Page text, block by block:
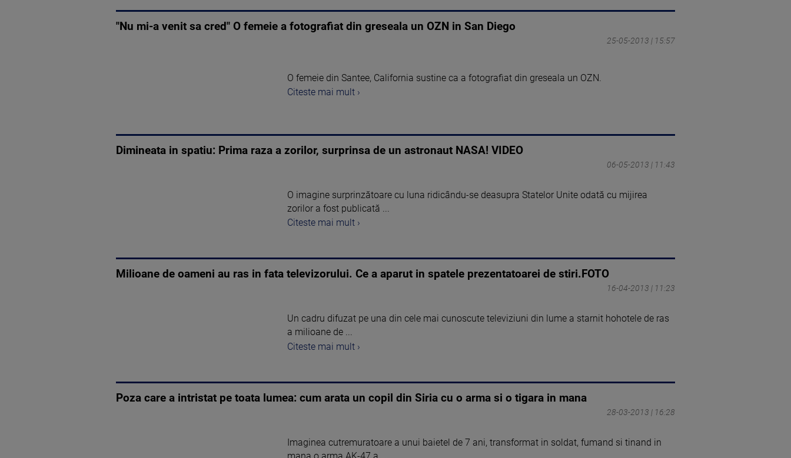
"Nu mi-a venit sa cred" O femeie a fotografiat din greseala un OZN in San Diego
25-05-2013 | 15:57
O femeie din Santee, California sustine ca a fotografiat din greseala un OZN.
Citeste mai mult ›
Dimineata in spatiu: Prima raza a zorilor, surprinsa de un astronaut NASA! VIDEO
06-05-2013 | 11:43
O imagine surprinzătoare cu luna ridicându-se deasupra Statelor Unite odată cu mijirea
zorilor a fost publicată ...
Citeste mai mult ›
Milioane de oameni au ras in fata televizorului. Ce a aparut in spatele prezentatoarei de stiri.FOTO
16-04-2013 | 11:23
Un cadru difuzat pe una din cele mai cunoscute televiziuni din lume a starnit hohotele de ras
a milioane de ...
Citeste mai mult ›
Poza care a intristat pe toata lumea: cum arata un copil din Siria cu o arma si o tigara in mana
28-03-2013 | 16:28
Imaginea cutremuratoare a unui baietel de 7 ani, transformat in soldat, fumand si tinand in